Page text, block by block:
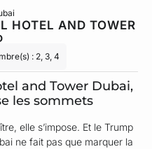
HOTEL AND TOWER
: 2, 3, 4
and Tower Dubai,
les sommets
elle s’impose. Et le Trump
ne fait pas que marquer la